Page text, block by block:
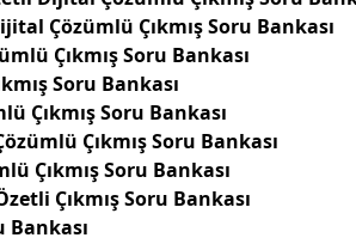
Çözümlü Çıkmış Soru Bankası
Çıkmış Soru Bankası
Soru Bankası
Çıkmış Soru Bankası
Çıkmış Soru Bankası
Çıkmış Soru Bankası
Çıkmış Soru Bankası
Bankası